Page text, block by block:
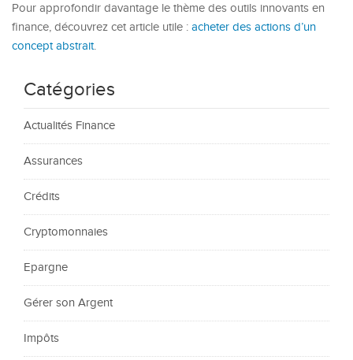
Pour approfondir davantage le thème des outils innovants en
finance, découvrez cet article utile : acheter des actions d’un
concept abstrait.
Catégories
Actualités Finance
Assurances
Crédits
Cryptomonnaies
Epargne
Gérer son Argent
Impôts